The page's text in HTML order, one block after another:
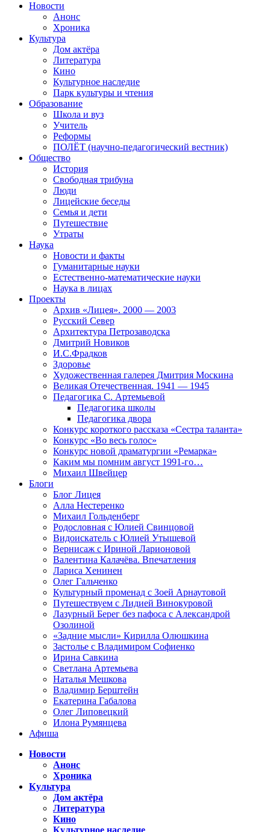
Новости
Анонс
Хроника
Культура
Дом актёра
Литература
Кино
Культурное наследие
Парк культуры и чтения
Образование
Школа и вуз
Учитель
Реформы
ПОЛЁТ (научно-педагогический вестник)
Общество
История
Свободная трибуна
Люди
Лицейские беседы
Семья и дети
Путешествие
Утраты
Наука
Новости и факты
Гуманитарные науки
Естественно-математические науки
Наука в лицах
Проекты
Архив «Лицея». 2000 — 2003
Русский Север
Архитектура Петрозаводска
Дмитрий Новиков
И.С.Фрадков
Здоровье
Художественная галерея Дмитрия Москина
Великая Отечественная. 1941 — 1945
Педагогика С. Артемьевой
Педагогика школы
Педагогика двора
Конкурс короткого рассказа «Сестра таланта»
Конкурс «Во весь голос»
Конкурс новой драматургии «Ремарка»
Каким мы помним август 1991-го…
Михаил Швейцер
Блоги
Блог Лицея
Алла Нестеренко
Михаил Гольденберг
Родословная с Юлией Свинцовой
Видоискатель с Юлией Утышевой
Вернисаж с Ириной Ларионовой
Валентина Калачёва. Впечатления
Лариса Хенинен
Олег Гальченко
Культурный променад с Зоей Арнаутовой
Путешествуем с Лидией Винокуровой
Лазурный Берег без пафоса с Александрой
Озолиной
«Задние мысли» Кирилла Олюшкина
Застолье с Владимиром Софиенко
Ирина Савкина
Светлана Артемьева
Наталья Мешкова
Владимир Берштейн
Екатерина Габалова
Олег Липовецкий
Илона Румянцева
Афиша
Новости
Анонс
Хроника
Культура
Дом актёра
Литература
Кино